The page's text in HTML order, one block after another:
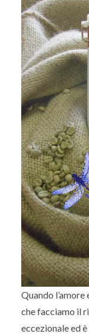
Quando
che facciamo il
eccezionale ed